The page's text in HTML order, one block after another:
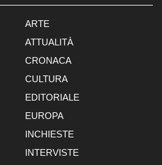
ARTE
ATTUALITÀ
CRONACA
CULTURA
EDITORIALE
EUROPA
INCHIESTE
INTERVISTE